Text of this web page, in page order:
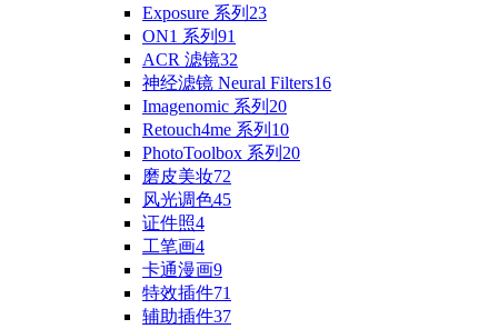
Exposure 系列 23
ON1 系列 91
ACR 滤镜32
神经滤镜 Neural Filters16
Imagenomic 系列 20
Retouch4me 系列 10
PhotoToolbox 系列 20
磨皮美妆72
风光调色45
证件照4
工笔画4
卡通漫画9
特效插件71
辅助插件37